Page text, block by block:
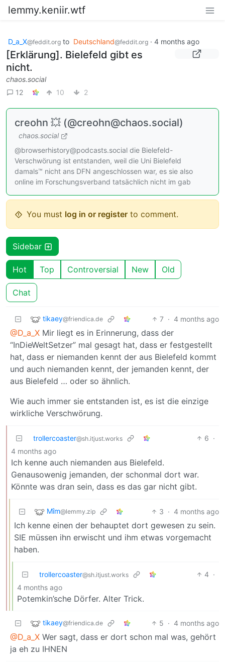
lemmy.keniir.wtf
D_a_X@feddit.org to Deutschland@feddit.org · 4 months ago
[Erklärung]. Bielefeld gibt es
nicht.
chaos.social
12
10 2
creohn 💥 (@creohn@chaos.social)
chaos.social
@browserhistory@podcasts.social die Bielefeld-
Verschwörung ist entstanden, weil die Uni Bielefeld
damals™ nicht ans DFN angeschlossen war, es sie also
online im Forschungsverband tatsächlich nicht im gab
You must log in or register to comment.
Sidebar
Hot Top Controversial New Old
Chat
tikaey@friendica.de 7 · 4 months ago
@D_a_X Mir liegt es in Erinnerung, dass der
“InDieWeltSetzer” mal gesagt hat, dass er festgestellt
hat, dass er niemanden kennt der aus Bielefeld kommt
und auch niemanden kennt, der jemanden kennt, der
aus Bielefeld … oder so ähnlich.
Wie auch immer sie entstanden ist, es ist die einzige
wirkliche Verschwörung.
trollercoaster@sh.itjust.works 6 ·
4 months ago
Ich kenne auch niemanden aus Bielefeld.
Genausowenig jemanden, der schonmal dort war.
Könnte was dran sein, dass es das gar nicht gibt.
Mîm@lemmy.zip 3 · 4 months ago
Ich kenne einen der behauptet dort gewesen zu sein.
SIE müssen ihn erwischt und ihm etwas vorgemacht
haben.
trollercoaster@sh.itjust.works 4 ·
4 months ago
Potemkin’sche Dörfer. Alter Trick.
tikaey@friendica.de 5 · 4 months ago
@D_a_X Wer sagt, dass er dort schon mal was, gehört
ja eh zu IHNEN